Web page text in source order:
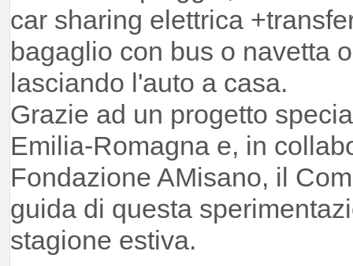
car sharing elettrica
bagaglio con bus o navetta
lasciando l'auto a casa.
Grazie ad un progetto
Emilia-Romagna e, in
Fondazione AMisano, il
guida di questa
stagione estiva.